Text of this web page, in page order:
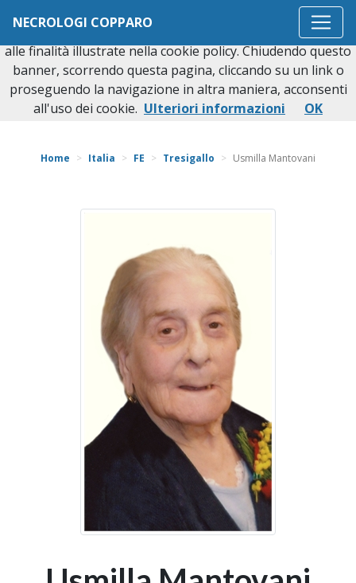
NECROLOGI COPPARO
Torna indietro
Home Italia FE Tresigallo Usmilla Mantovani
Questo sito o gli strumenti terzi da questo utilizzati si
avvalgono di cookie necessari al funzionamento ed utili
alle finalità illustrate nella cookie policy. Chiudendo questo
banner, scorrendo questa pagina, cliccando su un link o
proseguendo la navigazione in altra maniera, acconsenti
all'uso dei cookie. Ulteriori informazioni OK